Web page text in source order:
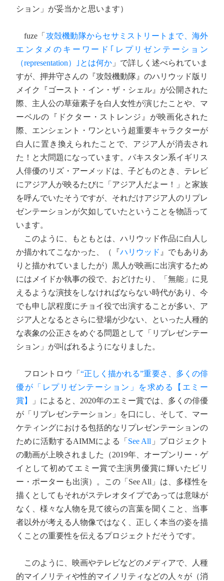
ション」が妥当かと思います）
fuze「 攻殻機動隊からセサミストリートまで、海外
エンタメのキーワード｢レプリゼンテーション
（representation）｣とは何か 」で詳しく述べられていま
すが、押井守さんの『攻殻機動隊』のハリウッド版リ
メイク『ゴースト・イン・ザ・シェル』が公開された
際、主人公の草薙素子を白人女性が演じたことや、マ
ーベルの『ドクター・ストレンジ』が映画化された
際、エンシェント・ワンという超重要キャラクターが
白人に置き換えられたことで、アジア人が消去され
た！と大問題になっています。パキスタン系イギリス
人俳優のリズ・アーメッドは、子どものとき、テレビ
にアジア人が映るたびに「アジア人だよー！」と家族
を呼んでいたそうですが、それだけアジア人のリプレ
ゼンテーションが欠如していたということを物語って
います。
このように、もともとは、ハリウッド作品に白人し
か描かれてこなかった、（『ハリウッド 』でもありあ
りと描かれていましたが）黒人が映画に出演するため
にはメイドか執事の役で、おどけたり、「無能」に見
えるような演技をしなければならない時代があり、今
でも申し訳程度にチョイ役で出演することが多い、ア
ジア人となるとさらに登場が少ない、といった人種的
な表象の公正さをめぐる問題として「リプレゼンテー
ション」が叫ばれるようになりました。
フロントロウ「 “正しく描かれる”重要さ、多くの俳
優が「レプリゼンテーション」を求める【エミー
賞】
」によると、2020年のエミー賞では、多くの俳優
が「リプレゼンテーション」を口にし、そして、マー
ケティングにおける包括的なリプレゼンテーションの
ために活動するAIMMによる「 See All 」プロジェクト
の動画が上映されました（2019年、オープンリー・ゲ
イとして初めてエミー賞で主演男優賞に輝いたビリ
ー・ポーターも出演）。この「See All」は、多様性を
描くとしてもそれがステレオタイプであっては意味が
なく、様々な人物を見て彼らの言葉を聞くこと、当事
者以外が考える人物像ではなく、正しく本当の姿を描
くことの重要性を伝えるプロジェクトだそうです。
このように、映画やテレビなどのメディアで、人種
的マイノリティや性的マイノリティなどの人々が（消